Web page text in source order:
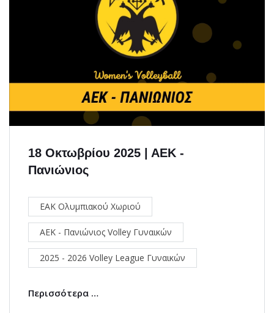
18 Οκτωβρίου 2025 | ΑΕΚ -
Πανιώνιος
ΕΑΚ Ολυμπιακού Χωριού
ΑΕΚ - Πανιώνιος Volley Γυναικών
2025 - 2026 Volley League Γυναικών
Περισσότερα …